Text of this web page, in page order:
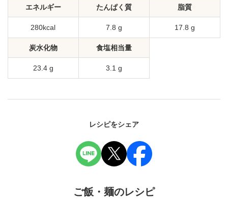
エネルギー
280kcal
たんぱく質
7.8 g
脂質
17.8 g
炭水化物
23.4 g
食塩相当量
3.1 g
レシピをシェア
ご飯・麺のレシピ